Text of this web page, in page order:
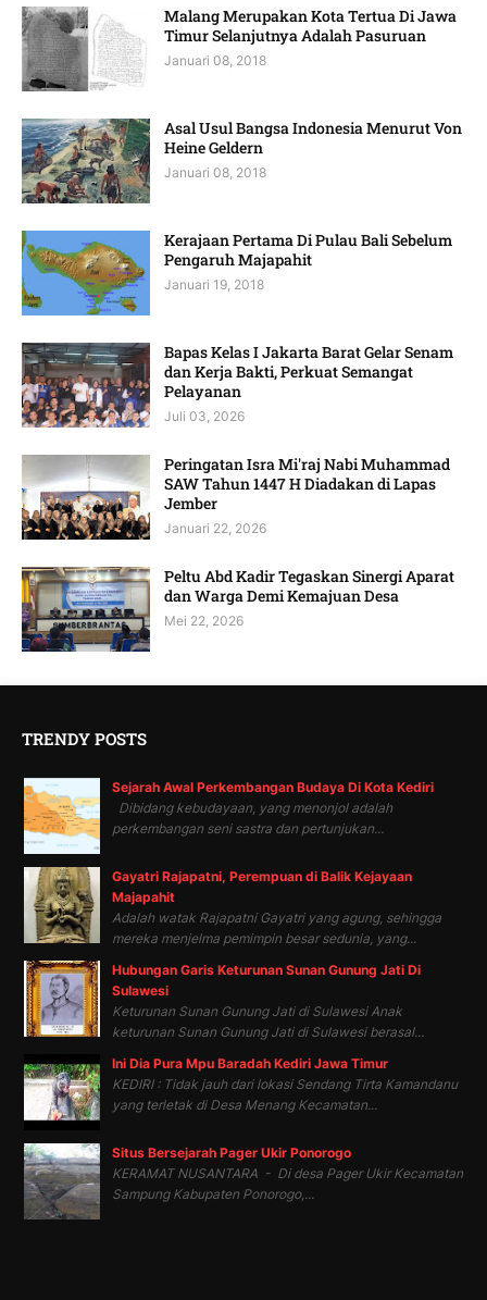
Malang Merupakan Kota Tertua Di Jawa
Timur Selanjutnya Adalah Pasuruan
Januari 08, 2018
Asal Usul Bangsa Indonesia Menurut Von
Heine Geldern
Januari 08, 2018
Kerajaan Pertama Di Pulau Bali Sebelum
Pengaruh Majapahit
Januari 19, 2018
Bapas Kelas I Jakarta Barat Gelar Senam
dan Kerja Bakti, Perkuat Semangat
Pelayanan
Juli 03, 2026
Peringatan Isra Mi'raj Nabi Muhammad
SAW Tahun 1447 H Diadakan di Lapas
Jember
Januari 22, 2026
Peltu Abd Kadir Tegaskan Sinergi Aparat
dan Warga Demi Kemajuan Desa
Mei 22, 2026
TRENDY POSTS
Sejarah Awal Perkembangan Budaya Di Kota Kediri
Dibidang kebudayaan, yang menonjol adalah
perkembangan seni sastra dan pertunjukan...
Gayatri Rajapatni, Perempuan di Balik Kejayaan
Majapahit
Adalah watak Rajapatni Gayatri yang agung, sehingga
mereka menjelma pemimpin besar sedunia, yang...
Hubungan Garis Keturunan Sunan Gunung Jati Di
Sulawesi
Keturunan Sunan Gunung Jati di Sulawesi Anak
keturunan Sunan Gunung Jati di Sulawesi berasal...
Ini Dia Pura Mpu Baradah Kediri Jawa Timur
KEDIRI : Tidak jauh dari lokasi Sendang Tirta Kamandanu
yang terletak di Desa Menang Kecamatan...
Situs Bersejarah Pager Ukir Ponorogo
KERAMAT NUSANTARA - Di desa Pager Ukir Kecamatan
Sampung Kabupaten Ponorogo,...